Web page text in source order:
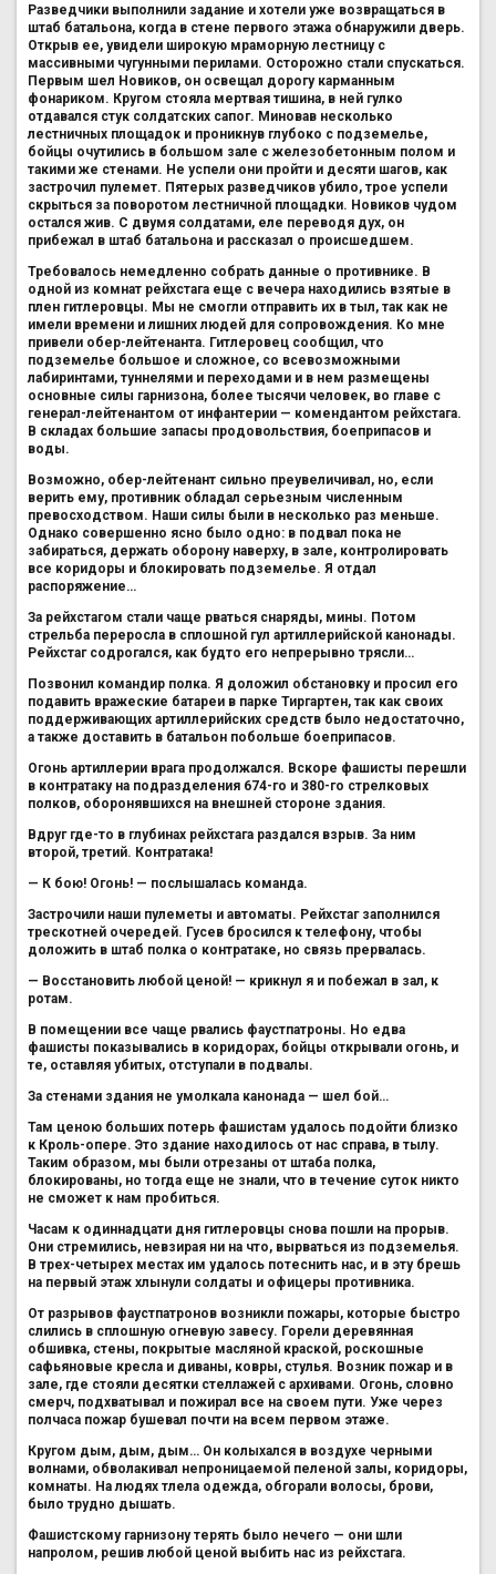
Разведчики выполнили задание и хотели уже возвращаться в
штаб батальона, когда в стене первого этажа обнаружили дверь.
Открыв ее, увидели широкую мраморную лестницу с
массивными чугунными перилами. Осторожно стали спускаться.
Первым шел Новиков, он освещал дорогу карманным
фонариком. Кругом стояла мертвая тишина, в ней гулко
отдавался стук солдатских сапог. Миновав несколько
лестничных площадок и проникнув глубоко с подземелье,
бойцы очутились в большом зале с железобетонным полом и
такими же стенами. Не успели они пройти и десяти шагов, как
застрочил пулемет. Пятерых разведчиков убило, трое успели
скрыться за поворотом лестничной площадки. Новиков чудом
остался жив. С двумя солдатами, еле переводя дух, он
прибежал в штаб батальона и рассказал о происшедшем.
Требовалось немедленно собрать данные о противнике. В
одной из комнат рейхстага еще с вечера находились взятые в
плен гитлеровцы. Мы не смогли отправить их в тыл, так как не
имели времени и лишних людей для сопровождения. Ко мне
привели обер-лейтенанта. Гитлеровец сообщил, что
подземелье большое и сложное, со всевозможными
лабиринтами, туннелями и переходами и в нем размещены
основные силы гарнизона, более тысячи человек, во главе с
генерал-лейтенантом от инфантерии — комендантом рейхстага.
В складах большие запасы продовольствия, боеприпасов и
воды.
Возможно, обер-лейтенант сильно преувеличивал, но, если
верить ему, противник обладал серьезным численным
превосходством. Наши силы были в несколько раз меньше.
Однако совершенно ясно было одно: в подвал пока не
забираться, держать оборону наверху, в зале, контролировать
все коридоры и блокировать подземелье. Я отдал
распоряжение…
За рейхстагом стали чаще рваться снаряды, мины. Потом
стрельба переросла в сплошной гул артиллерийской канонады.
Рейхстаг содрогался, как будто его непрерывно трясли…
Позвонил командир полка. Я доложил обстановку и просил его
подавить вражеские батареи в парке Тиргартен, так как своих
поддерживающих артиллерийских средств было недостаточно,
а также доставить в батальон побольше боеприпасов.
Огонь артиллерии врага продолжался. Вскоре фашисты перешли
в контратаку на подразделения 674-го и 380-го стрелковых
полков, оборонявшихся на внешней стороне здания.
Вдруг где-то в глубинах рейхстага раздался взрыв. За ним
второй, третий. Контратака!
— К бою! Огонь! — послышалась команда.
Застрочили наши пулеметы и автоматы. Рейхстаг заполнился
трескотней очередей. Гусев бросился к телефону, чтобы
доложить в штаб полка о контратаке, но связь прервалась.
— Восстановить любой ценой! — крикнул я и побежал в зал, к
ротам.
В помещении все чаще рвались фаустпатроны. Но едва
фашисты показывались в коридорах, бойцы открывали огонь, и
те, оставляя убитых, отступали в подвалы.
За стенами здания не умолкала канонада — шел бой…
Там ценою больших потерь фашистам удалось подойти близко
к Кроль-опере. Это здание находилось от нас справа, в тылу.
Таким образом, мы были отрезаны от штаба полка,
блокированы, но тогда еще не знали, что в течение суток никто
не сможет к нам пробиться.
Часам к одиннадцати дня гитлеровцы снова пошли на прорыв.
Они стремились, невзирая ни на что, вырваться из подземелья.
В трех-четырех местах им удалось потеснить нас, и в эту брешь
на первый этаж хлынули солдаты и офицеры противника.
От разрывов фаустпатронов возникли пожары, которые быстро
слились в сплошную огневую завесу. Горели деревянная
обшивка, стены, покрытые масляной краской, роскошные
сафьяновые кресла и диваны, ковры, стулья. Возник пожар и в
зале, где стояли десятки стеллажей с архивами. Огонь, словно
смерч, подхватывал и пожирал все на своем пути. Уже через
полчаса пожар бушевал почти на всем первом этаже.
Кругом дым, дым, дым… Он колыхался в воздухе черными
волнами, обволакивал непроницаемой пеленой залы, коридоры,
комнаты. На людях тлела одежда, обгорали волосы, брови,
было трудно дышать.
Фашистскому гарнизону терять было нечего — они шли
напролом, решив любой ценой выбить нас из рейхстага.